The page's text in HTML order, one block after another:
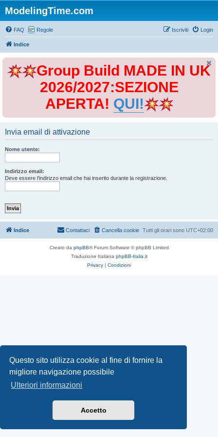
Questo sito utilizza cookie al fine di fornire la
migliore navigazione possibile
Ulteriori informazioni
Accetto
ModelingTime.com
FAQ Regole Login
Iscriviti
Indice
Group Build MADE IN UK
2026/2027:SEZIONE
APERTA! QUI!
Invia email di attivazione
Nome utente:
Indirizzo email:
Deve essere l’indirizzo email che hai inserito durante la registrazione.
Indice Tutti gli orari sono UTC+02:00
Cancella cookie
Contattaci
Creato da phpBB® Forum Software © phpBB Limited
Traduzione Italiana phpBB-Italia.it
Privacy | Condizioni